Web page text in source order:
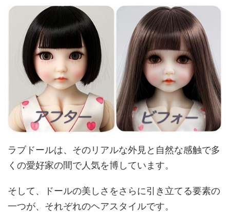
ラブドールは、そのリアルな外見と自然な感触で多
くの愛好家の間で人気を博しています。
そして、ドールの美しさをさらに引き立てる要素の
一つが、それぞれのヘアスタイルです。